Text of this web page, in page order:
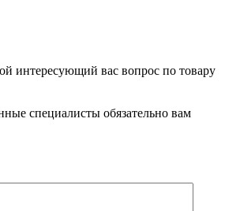
интересующий вас вопрос по товару
специалисты обязательно вам